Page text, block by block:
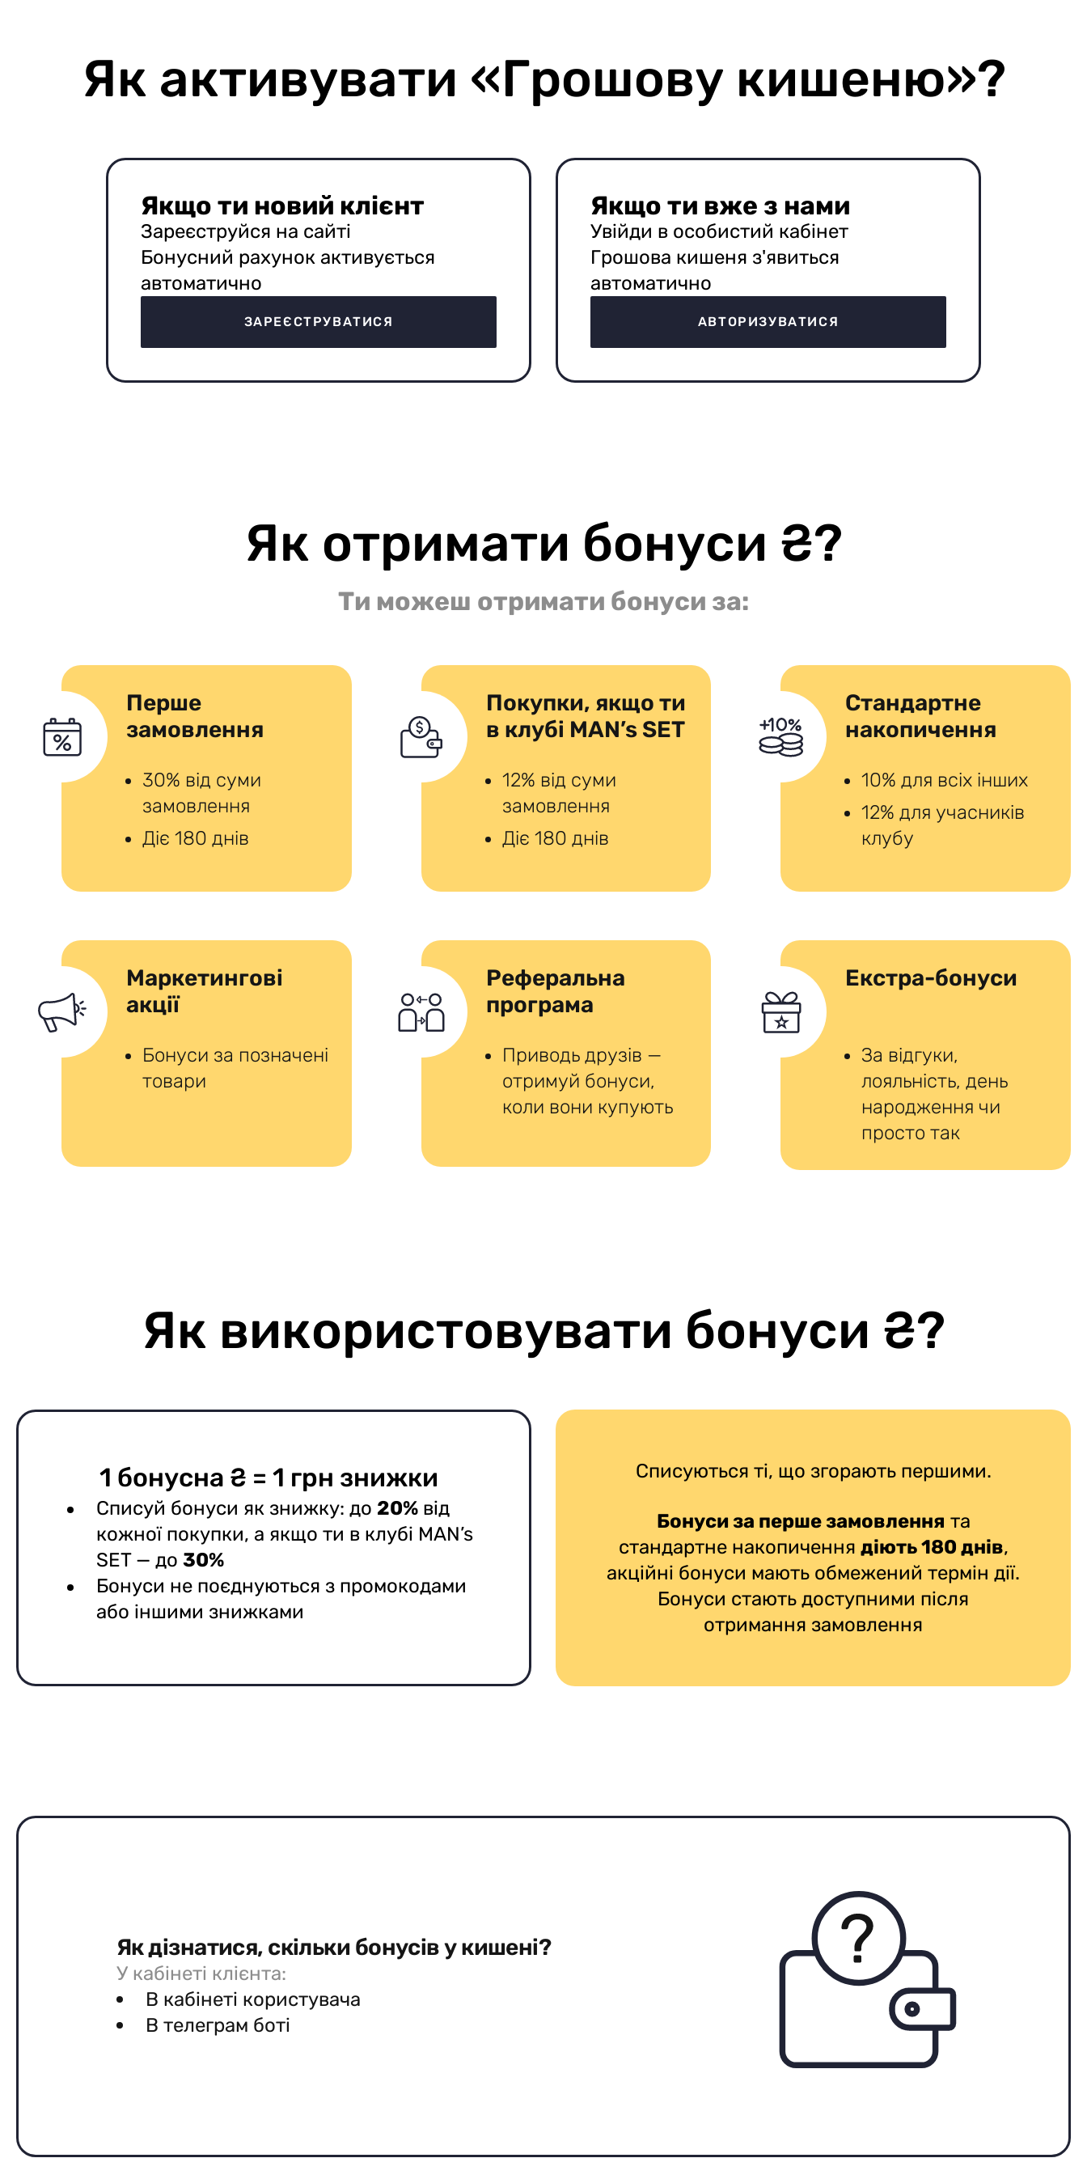
Як активувати «Грошову кишеню»?
Якщо ти новий клієнт
Зареєструйся на сайті
Бонусний рахунок активується
автоматично
ЗАРЕЄСТРУВАТИСЯ
Якщо ти вже з нами
Увійди в особистий кабінет
Грошова кишеня з'явиться
автоматично
АВТОРИЗУВАТИСЯ
Як отримати бонуси ₴?
Ти можеш отримати бонуси за:
Перше
замовлення
30% від суми
замовлення
Діє 180 днів
Покупки, якщо ти
в клубі MAN’s SET
12% від суми
замовлення
Діє 180 днів
Стандартне
накопичення
10% для всіх інших
12% для учасників
клубу
Маркетингові
акції
Бонуси за позначені
товари
Реферальна
програма
Приводь друзів —
отримуй бонуси,
коли вони купують
Екстра-бонуси
За відгуки,
лояльність, день
народження чи
просто так
Як використовувати бонуси ₴?
1 бонусна ₴ = 1 грн знижки
Списуй бонуси як знижку: до 20% від
кожної покупки, а якщо ти в клубі MAN’s
SET — до 30%
Бонуси не поєднуються з промокодами
або іншими знижками
Списуються ті, що згорають першими.
Бонуси за перше замовлення та
стандартне накопичення діють 180 днів,
акційні бонуси мають обмежений термін дії.
Бонуси стають доступними після
отримання замовлення
Як дізнатися, скільки бонусів у кишені?
У кабінеті клієнта:
В кабінеті користувача
В телеграм боті